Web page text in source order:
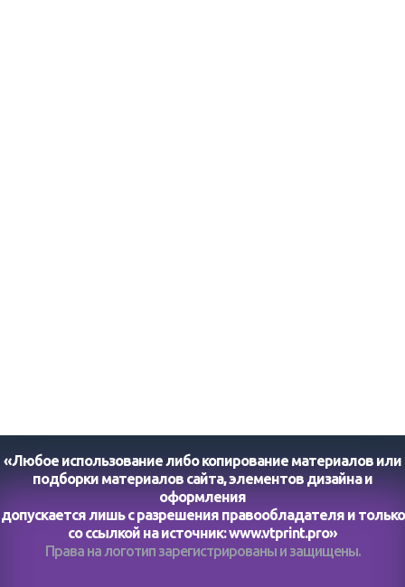
«Любое использование либо копирование материалов или
подборки материалов сайта, элементов дизайна и
оформления
допускается лишь с разрешения правообладателя и только
со ссылкой на источник:www.vtprint.pro»
Права на логотип зарегистрированы и защищены.